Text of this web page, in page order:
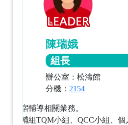
陳瑞娥
組長
辦公室：松濤館
分機： 2154
理住宿輔導相關業務。
理住輔組TQM小組、QCC小組、